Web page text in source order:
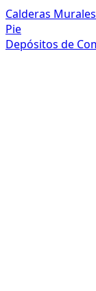
Calderas Murales
Pie
Depósitos de